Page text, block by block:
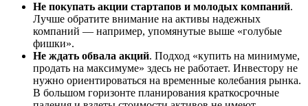
Не покупать акции стартапов и молодых компаний.
Лучше обратите внимание на активы надежных
компаний — например, упомянутые выше «голубые
фишки».
Не ждать обвала акций. Подход «купить на минимуме,
продать на максимуме» здесь не работает. Инвестору не
нужно ориентироваться на временные колебания рынка.
В большом горизонте планирования краткосрочные